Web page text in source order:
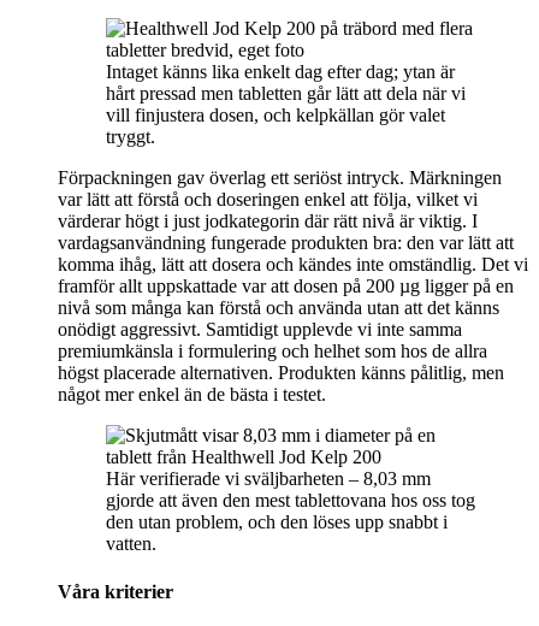
Intaget känns lika enkelt dag efter dag; ytan är
hårt pressad men tabletten går lätt att dela när vi
vill finjustera dosen, och kelpkällan gör valet
tryggt.
Förpackningen gav överlag ett seriöst intryck. Märkningen
var lätt att förstå och doseringen enkel att följa, vilket vi
värderar högt i just jodkategorin där rätt nivå är viktig. I
vardagsanvändning fungerade produkten bra: den var lätt att
komma ihåg, lätt att dosera och kändes inte omständlig. Det vi
framför allt uppskattade var att dosen på 200 µg ligger på en
nivå som många kan förstå och använda utan att det känns
onödigt aggressivt. Samtidigt upplevde vi inte samma
premiumkänsla i formulering och helhet som hos de allra
högst placerade alternativen. Produkten känns pålitlig, men
något mer enkel än de bästa i testet.
Här verifierade vi sväljbarheten – 8,03 mm
gjorde att även den mest tablettovana hos oss tog
den utan problem, och den löses upp snabbt i
vatten.
Våra kriterier